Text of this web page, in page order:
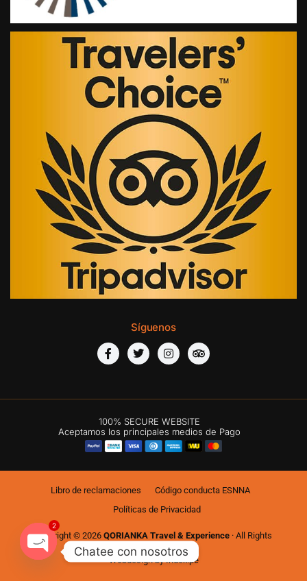
Síguenos
100% SECURE WEBSITE
Aceptamos los principales medios de Pago
Copyright © 2026 QORIANKA Travel & Experience · All Rights
Reserved
Webdesign byIndex.pe
Libro de reclamaciones
Código conducta ESNNA
Políticas de Privacidad
Chatee con nosotros
2